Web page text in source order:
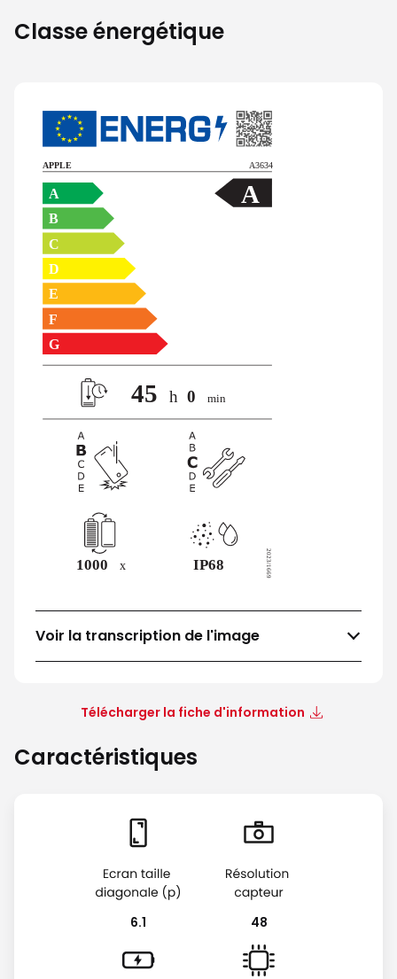
Classe énergétique
Voir la transcription de l'image
Télécharger la fiche d'information
Caractéristiques
6.1 48